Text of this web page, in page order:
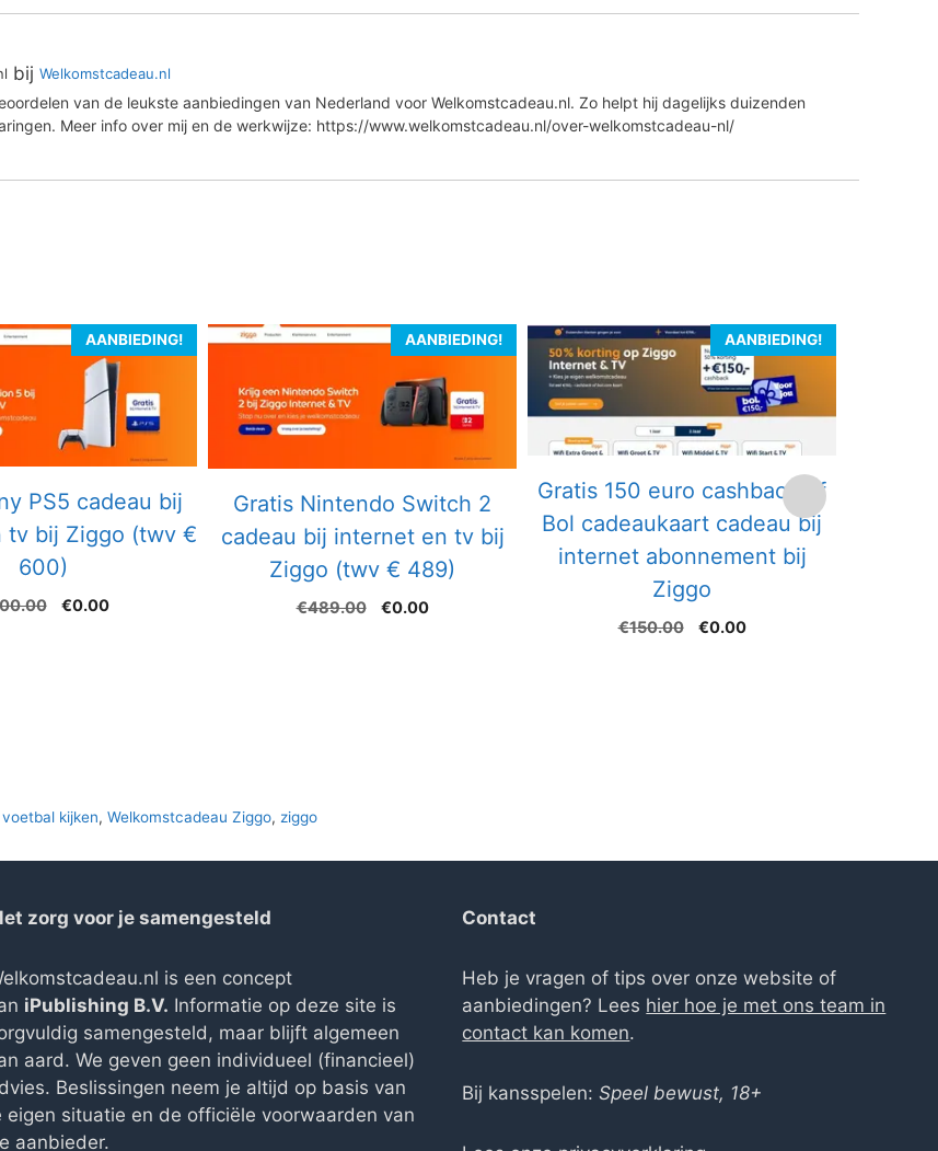
bij Welkomstcadeau.nl
van de leukste aanbiedingen van Nederland voor Welkomstcadeau.nl. Zo helpt hij dagelijks duizenden
Meer info over mij en de werkwijze: https://www.welkomstcadeau.nl/over-welkomstcadeau-nl/
AANBIEDING!
PS5 cadeau bij
tv bij Ziggo (twv €
600)
Oorspronkelijke
€0.00Huidige
AANBIEDING!
Gratis Nintendo Switch 2
cadeau bij internet en tv bij
Ziggo (twv € 489)
€489.00
Oorspronkelijke
€0.00Huidige
AANBIEDING!
Gratis 150 euro cashback of
Bol cadeaukaart cadeau bij
internet abonnement bij
Ziggo
€150.00
Oorspronkelijke
€0.00Huidige
voetbal kijken, Welkomstcadeau Ziggo, ziggo
zorg voor je samengesteld
is een concept
iPublishing B.V. Informatie op deze site is
samengesteld, maar blijft algemeen
aard. We geven geen individueel (financieel)
Beslissingen neem je altijd op basis van
eigen situatie en de officiële voorwaarden van
aanbieder.
Contact
Heb je vragen of tips over onze website of
aanbiedingen? Lees hier hoe je met ons team in
contact kan komen.
Bij kansspelen:Speel bewust, 18+